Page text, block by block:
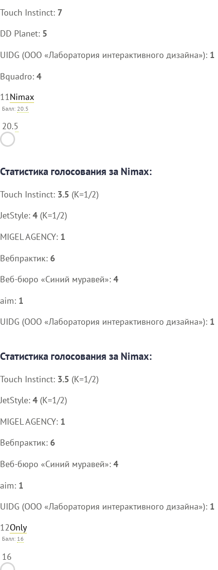
Touch Instinct: 7
DD Planet: 5
UIDG (ООО «Лаборатория интерактивного дизайна»): 1
Bquadro: 4
11Nimax
Балл: 20.5
20.5
Статистика голосования за Nimax:
Touch Instinct: 3.5 (K=1/2)
JetStyle: 4 (K=1/2)
MIGEL AGENCY: 1
Вебпрактик: 6
Веб-бюро «Синий муравей»: 4
aim: 1
UIDG (ООО «Лаборатория интерактивного дизайна»): 1
Статистика голосования за Nimax:
Touch Instinct: 3.5 (K=1/2)
JetStyle: 4 (K=1/2)
MIGEL AGENCY: 1
Вебпрактик: 6
Веб-бюро «Синий муравей»: 4
aim: 1
UIDG (ООО «Лаборатория интерактивного дизайна»): 1
12Only
Балл: 16
16